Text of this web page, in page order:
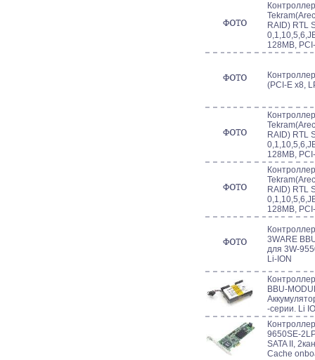
RAID) RTL
128MB,
(PCI-E x8,
RAID) RTL
128MB,
RAID) RTL
128MB,
3WARE
для 3W-
Li-ION
BBU-
-серии. Li
9650SE-
SATA II,
Cache